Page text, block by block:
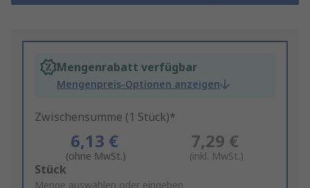
Mengenrabatt verfügbar
Mengenpreis-Optionen anzeigen
Zwischensumme (1 Stück)*
6,13 €
(ohne MwSt.)
7,29 €
(inkl. MwSt.)
Add
Stück
Menge auswählen oder eingeben